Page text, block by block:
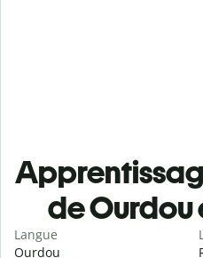
de Ourdou
Langue
Ourdou